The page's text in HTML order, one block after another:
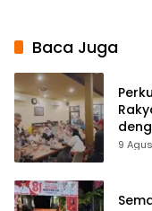
Baca Juga
9